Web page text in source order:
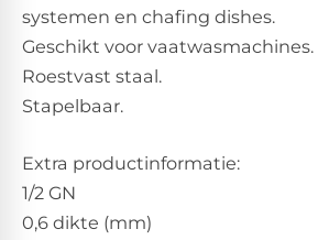
systemen en chafing dishes.
Geschikt voor vaatwasmachines.
Roestvast staal.
Stapelbaar.
Extra productinformatie:
1/2 GN
0,6 dikte (mm)